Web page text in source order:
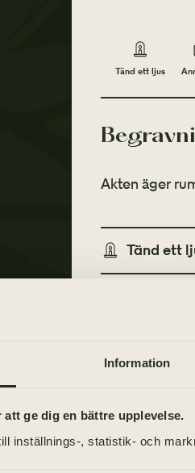
Information
ge dig en bättre upplevelse.
inställnings-, statistik- och
Tänd ett ljus
Akten äger
Tänd ett
Göteborgs-
Dalslänningen